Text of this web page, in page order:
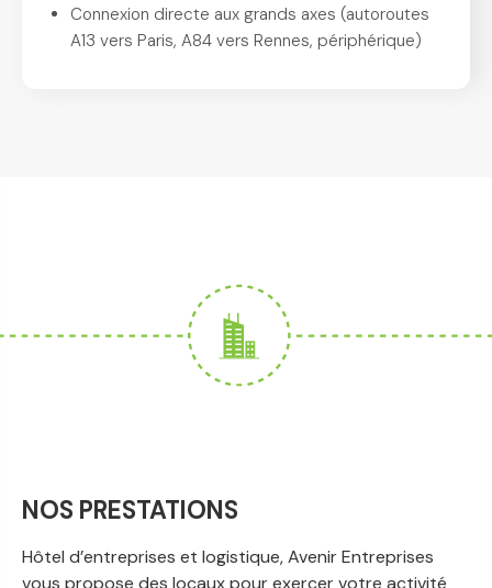
Connexion directe aux grands axes (autoroutes
A13 vers Paris, A84 vers Rennes, périphérique)
NOS PRESTATIONS
Hôtel d’entreprises et logistique, Avenir Entreprises